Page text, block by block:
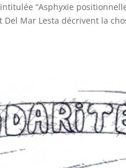
“Asphyxie
Mar Lesta décrivent la